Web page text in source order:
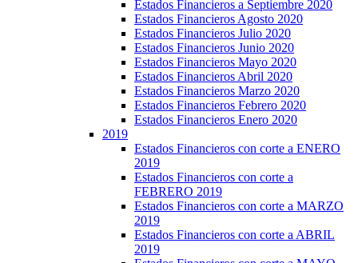
Estados Financieros a Septiembre 2020
Estados Financieros Agosto 2020
Estados Financieros Julio 2020
Estados Financieros Junio 2020
Estados Financieros Mayo 2020
Estados Financieros Abril 2020
Estados Financieros Marzo 2020
Estados Financieros Febrero 2020
Estados Financieros Enero 2020
2019
Estados Financieros con corte a ENERO
2019
Estados Financieros con corte a
FEBRERO 2019
Estados Financieros con corte a MARZO
2019
Estados Financieros con corte a ABRIL
2019